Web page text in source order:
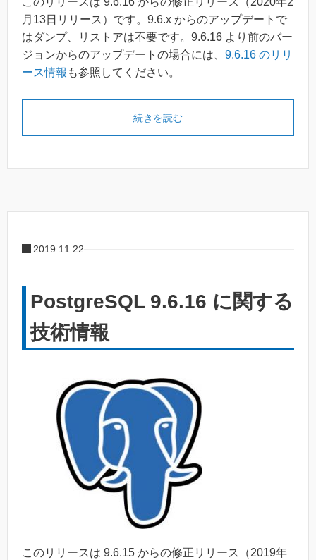
月13日リリース）です。9.6.x からのアップデートで
はダンプ、リストアは不要です。9.6.16 より前のバー
ジョンからのアップデートの場合には、 9.6.16 のリリ
ース情報 も参照してください。
続きを読む
2019.11.22
PostgreSQL 9.6.16 に関する
技術情報
このリリースは 9.6.15 からの修正リリース（2019年